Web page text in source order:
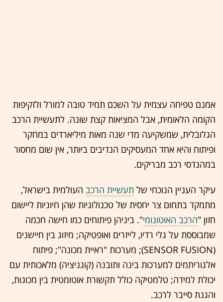
אמנם טפיחה עצמית על השכם תמיד טובה למורל ולזקיפות
הקומה הלאומית, אבל המציאות קצת שונה. לתעשיית הרכב
הגלובלית, שמשקיעה מדי שנה מאות מיליארדים במחקר
ופיתוח והיא אחד המעסיקים הנדיבים ביותר, אין שום מחסור
במהנדסי רכב מבריקים.
עיקר העניין הנוכחי של תעשיית הרכב העולמית בישראל,
מתמקד בתחום צר יחסית של טכנולוגיות שהן חיוניות ליישום
חזון "הרכב האוטונומי". ביניהן פיתוחים כמו חישה חכמה
שמבוססת על גלי רדיו, לייזרים ואופטיקה; מיזוג בין חיישנים
(SENSOR FUSION); מערכות "ראיית מכונה"; פיתוח
אלגוריתמים למערכות בינה ותובנה (קוגניציה) מלאכותית עם
יכולת למידה; טלמטיקה כולל תקשורת אוטומטית בין מכונות,
והגנת סייבר לרכב.